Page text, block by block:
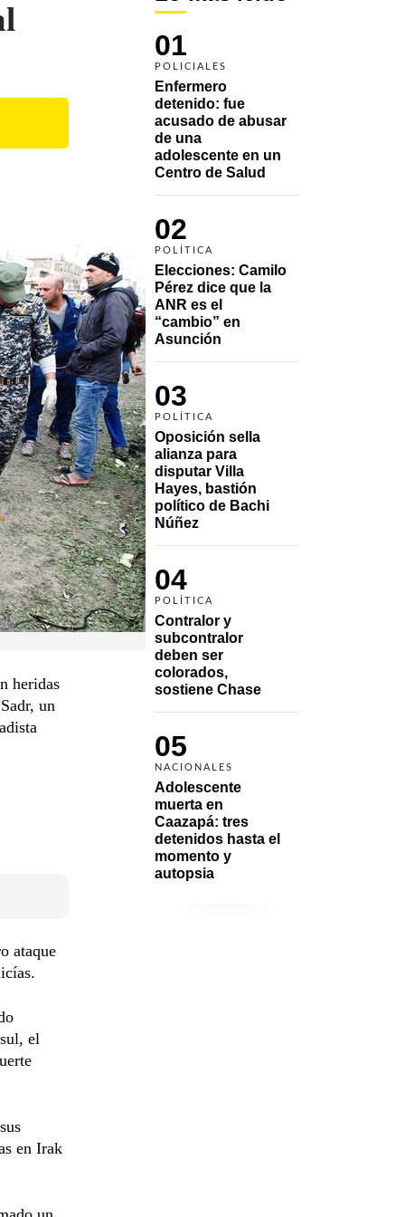
01
POLICIALES
Enfermero
detenido: fue
acusado de abusar
de una
adolescente en un
Centro de Salud
02
POLÍTICA
Elecciones: Camilo
Pérez dice que la
ANR es el
“cambio” en
Asunción
03
POLÍTICA
Oposición sella
alianza para
disputar Villa
Hayes, bastión
político de Bachi
Núñez
04
POLÍTICA
Contralor y
subcontralor
deben ser
colorados,
sostiene Chase
05
NACIONALES
Adolescente
muerta en
Caazapá: tres
detenidos hasta el
momento y
autopsia
heridas
un
ataque
el
en Irak